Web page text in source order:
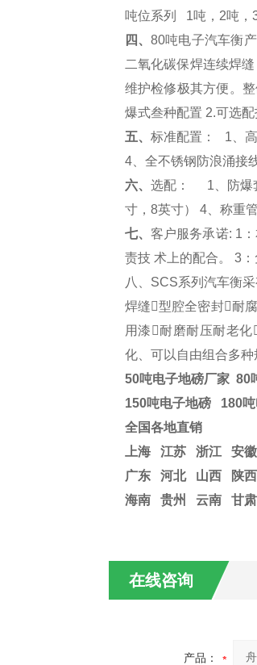
吨位系列
1吨， 2吨，
四、 80吨电子汽车衡
二氧化碳保焊连续焊
维护检修极其方便。
爆式叁种配置 2.可选
五、 标准配置： 1 、
4、全不锈钢防浪涌接
六、 选配： 1 、防
寸， 8英寸） 4、称重
七、 客户服务承诺: 1
责技 术上的配合。 3：
八、 SCS系列 汽车衡
焊缝型腔全密封耐
用漆耐磨耐压耐老
化、可以自由组合多种
50吨电子地磅厂家 80
150吨电子地磅 180
全国各地直销
上海
江苏 浙江
安
广东 河北 山西 陕
海南 贵州 云南 甘
在线咨询
产品：